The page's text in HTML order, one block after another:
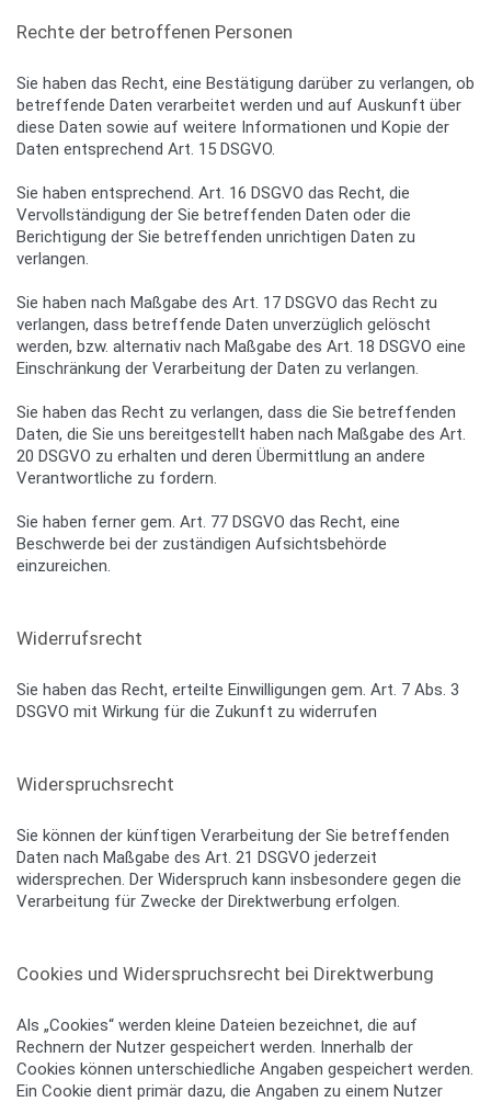
Rechte der betroffenen Personen
Sie haben das Recht, eine Bestätigung darüber zu verlangen, ob
betreffende Daten verarbeitet werden und auf Auskunft über
diese Daten sowie auf weitere Informationen und Kopie der
Daten entsprechend Art. 15 DSGVO.
Sie haben entsprechend. Art. 16 DSGVO das Recht, die
Vervollständigung der Sie betreffenden Daten oder die
Berichtigung der Sie betreffenden unrichtigen Daten zu
verlangen.
Sie haben nach Maßgabe des Art. 17 DSGVO das Recht zu
verlangen, dass betreffende Daten unverzüglich gelöscht
werden, bzw. alternativ nach Maßgabe des Art. 18 DSGVO eine
Einschränkung der Verarbeitung der Daten zu verlangen.
Sie haben das Recht zu verlangen, dass die Sie betreffenden
Daten, die Sie uns bereitgestellt haben nach Maßgabe des Art.
20 DSGVO zu erhalten und deren Übermittlung an andere
Verantwortliche zu fordern.
Sie haben ferner gem. Art. 77 DSGVO das Recht, eine
Beschwerde bei der zuständigen Aufsichtsbehörde
einzureichen.
Widerrufsrecht
Sie haben das Recht, erteilte Einwilligungen gem. Art. 7 Abs. 3
DSGVO mit Wirkung für die Zukunft zu widerrufen
Widerspruchsrecht
Sie können der künftigen Verarbeitung der Sie betreffenden
Daten nach Maßgabe des Art. 21 DSGVO jederzeit
widersprechen. Der Widerspruch kann insbesondere gegen die
Verarbeitung für Zwecke der Direktwerbung erfolgen.
Cookies und Widerspruchsrecht bei Direktwerbung
Als „Cookies“ werden kleine Dateien bezeichnet, die auf
Rechnern der Nutzer gespeichert werden. Innerhalb der
Cookies können unterschiedliche Angaben gespeichert werden.
Ein Cookie dient primär dazu, die Angaben zu einem Nutzer